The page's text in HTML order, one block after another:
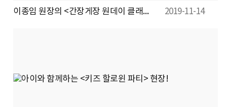
이종임 원장의 <간장게장 원데이 클래스> 현장 스케치 2019-11-14